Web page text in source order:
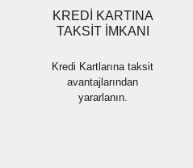
KREDİ KARTINA
TAKSİT İMKANI
Kredi Kartlarına taksit
avantajlarından
yararlanın.